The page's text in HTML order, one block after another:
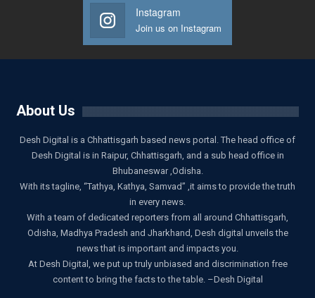
Instagram
Join us on Instagram
About Us
Desh Digital is a Chhattisgarh based news portal. The head office of
Desh Digital is in Raipur, Chhattisgarh, and a sub head office in
Bhubaneswar ,Odisha.
With its tagline, “Tathya, Kathya, Samvad” ,it aims to provide the truth
in every news.
With a team of dedicated reporters from all around Chhattisgarh,
Odisha, Madhya Pradesh and Jharkhand, Desh digital unveils the
news that is important and impacts you.
At Desh Digital, we put up truly unbiased and discrimination free
content to bring the facts to the table. –Desh Digital